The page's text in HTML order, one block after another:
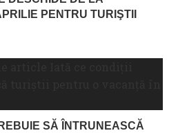
PENTRU TURIŞTII
SĂ ÎNTRUNEASCĂ